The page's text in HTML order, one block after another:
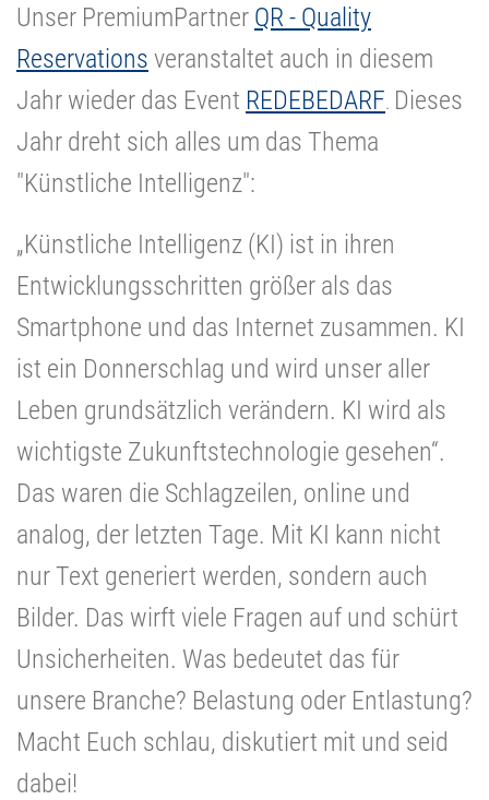
Unser PremiumPartner QR - Quality
Reservations veranstaltet auch in diesem
Jahr wieder das Event REDEBEDARF. Dieses
Jahr dreht sich alles um das Thema
"Künstliche Intelligenz":
„Künstliche Intelligenz (KI) ist in ihren
Entwicklungsschritten größer als das
Smartphone und das Internet zusammen. KI
ist ein Donnerschlag und wird unser aller
Leben grundsätzlich verändern. KI wird als
wichtigste Zukunftstechnologie gesehen“.
Das waren die Schlagzeilen, online und
analog, der letzten Tage. Mit KI kann nicht
nur Text generiert werden, sondern auch
Bilder. Das wirft viele Fragen auf und schürt
Unsicherheiten. Was bedeutet das für
unsere Branche? Belastung oder Entlastung?
Macht Euch schlau, diskutiert mit und seid
dabei!